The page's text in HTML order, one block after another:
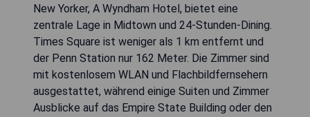
New Yorker, A Wyndham Hotel, bietet eine
zentrale Lage in Midtown und 24-Stunden-Dining.
Times Square ist weniger als 1 km entfernt und
der Penn Station nur 162 Meter. Die Zimmer sind
mit kostenlosem WLAN und Flachbildfernsehern
ausgestattet, während einige Suiten und Zimmer
Ausblicke auf das Empire State Building oder den